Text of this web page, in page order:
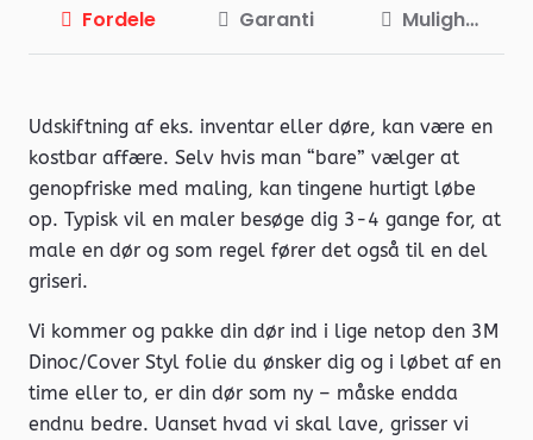
Fordele Garanti Muligheder
Udskiftning af eks. inventar eller døre, kan være en
kostbar affære. Selv hvis man “bare” vælger at
genopfriske med maling, kan tingene hurtigt løbe
op. Typisk vil en maler besøge dig 3-4 gange for, at
male en dør og som regel fører det også til en del
griseri.
Vi kommer og pakke din dør ind i lige netop den 3M
Dinoc/Cover Styl folie du ønsker dig og i løbet af en
time eller to, er din dør som ny – måske endda
endnu bedre. Uanset hvad vi skal lave, grisser vi